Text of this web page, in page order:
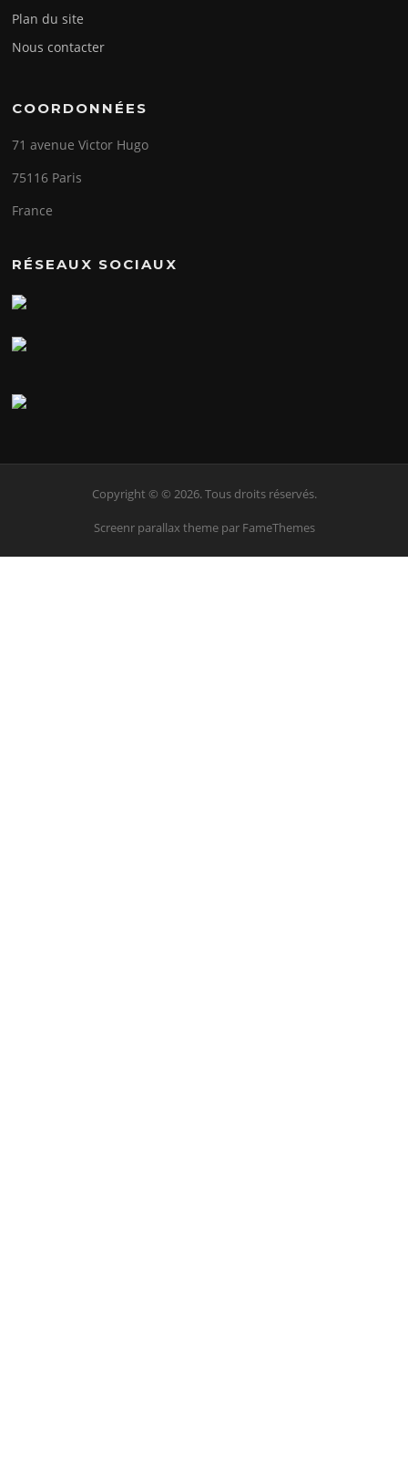
Plan du site
Nous contacter
COORDONNÉES
71 avenue Victor Hugo
75116 Paris
France
RÉSEAUX SOCIAUX
Copyright © © 2026. Tous droits réservés.
Screenr parallax themepar FameThemes